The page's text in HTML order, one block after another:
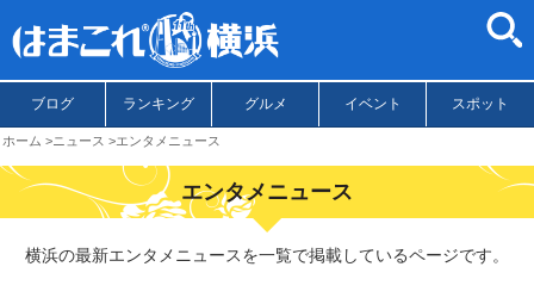
ブログ ランキング グルメ イベント スポット
ホーム ニュース エンタメニュース
エンタメニュース
横浜の最新エンタメニュースを一覧で掲載しているページです。